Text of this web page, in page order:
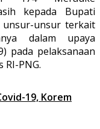
kepada Bupati
unsur-unsur terkait
dalam upaya
pada pelaksanaan
PNG.
19, Korem